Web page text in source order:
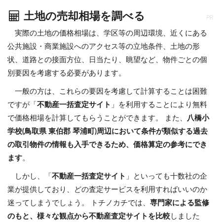
土地の売却相場を調べる PR
実際の土地の価格相場は、学区等の周辺環境、近くにある
公共施設・商業施設へのアクセス等の立地条件、土地の形
状、道路との接面方位、日当たり、眺望など、物件ごとの個
別要因を考慮する必要があります。
一般の方は、これらの要因を考慮して計算することは困難
ですが「 不動産一括査定サイト 」を利用することにより無料
で価格相場を計算してもらうことができます。 また、 八橋小
学校(鳥取県 東伯郡 琴浦町)周辺において条件が類似する過去
の取引物件の情報も入手できるため、価格算定の参考にでき
ます。
しかし、「 不動産一括査定サイト 」といっても十数社の企
業が提供しており、どの査定サービスを利用すればいいのか
迷ってしまうでしょう。 トチノカチでは、 専門家による監修
のもと、様々な観点から不動産査定サイトを比較 しました